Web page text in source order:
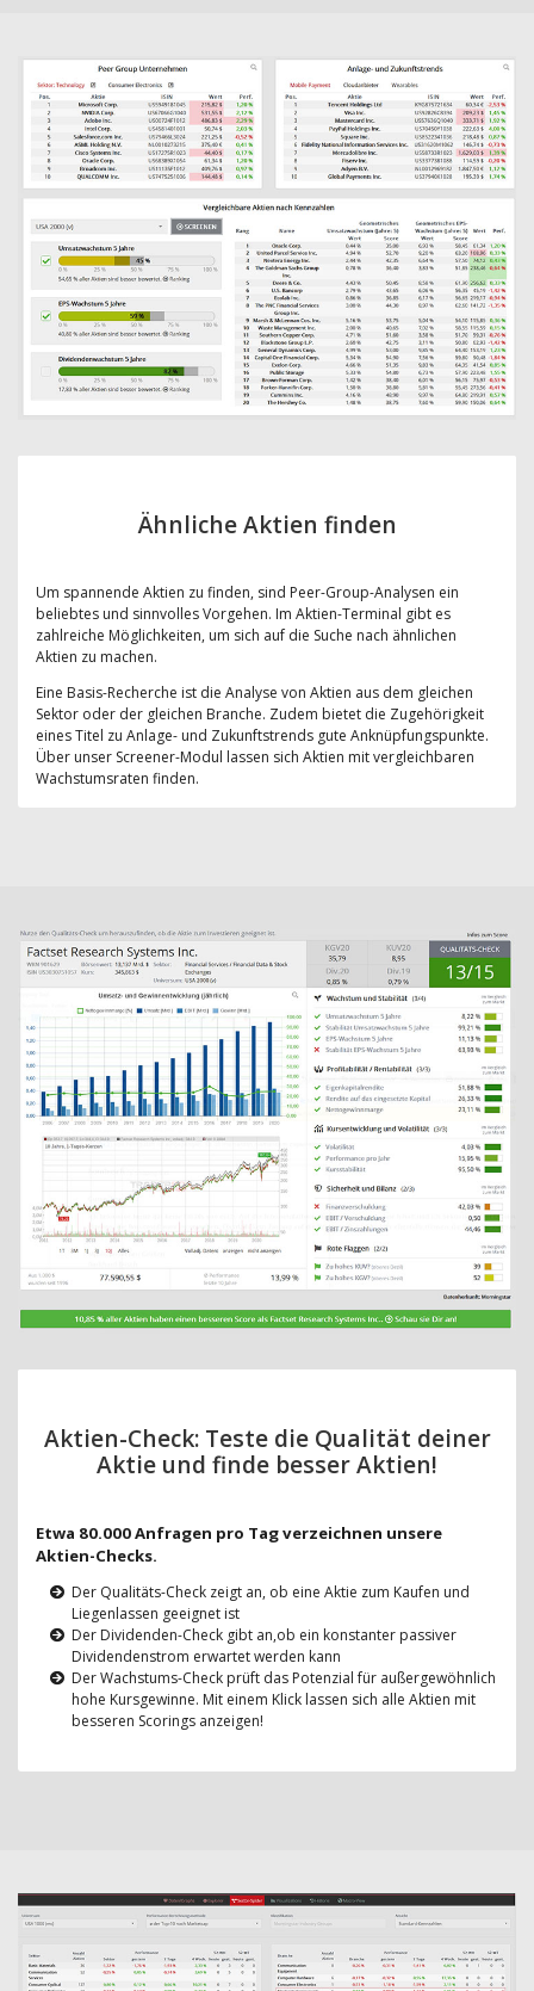
Ähnliche Aktien finden
Um spannende Aktien zu finden, sind Peer-Group-Analysen ein
beliebtes und sinnvolles Vorgehen. Im Aktien-Terminal gibt es
zahlreiche Möglichkeiten, um sich auf die Suche nach ähnlichen
Aktien zu machen.
Eine Basis-Recherche ist die Analyse von Aktien aus dem gleichen
Sektor oder der gleichen Branche. Zudem bietet die Zugehörigkeit
eines Titel zu Anlage- und Zukunftstrends gute Anknüpfungspunkte.
Über unser Screener-Modul lassen sich Aktien mit vergleichbaren
Wachstumsraten finden.
Aktien-Check: Teste die Qualität deiner
Aktie und finde besser Aktien!
Etwa 80.000 Anfragen pro Tag verzeichnen unsere
Aktien-Checks.
Der Qualitäts-Check zeigt an, ob eine Aktie zum Kaufen und
Liegenlassen geeignet ist
Der Dividenden-Check gibt an,ob ein konstanter passiver
Dividendenstrom erwartet werden kann
Der Wachstums-Check prüft das Potenzial für außergewöhnlich
hohe Kursgewinne. Mit einem Klick lassen sich alle Aktien mit
besseren Scorings anzeigen!